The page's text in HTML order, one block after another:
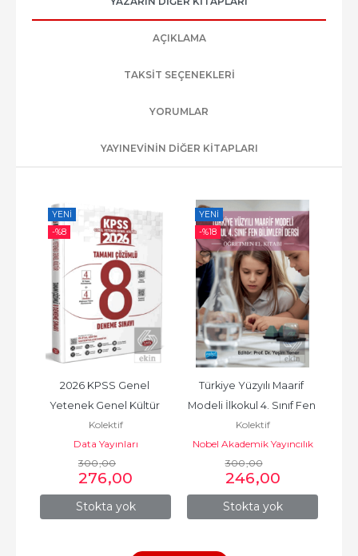
AÇIKLAMA
TAKSIT SEÇENEKLERI
YORUMLAR
YAYINEVININ DIĞER KITAPLARI
YENI
-%8
Stokta yok
2026 KPSS Genel
Yetenek Genel Kültür
Tamamı Çözümlü 8
Deneme Sınavı
Kolektif
Data Yayınları
300,00
276,00
YENI
-%18
Stokta yok
Türkiye Yüzyılı Maarif
Modeli İlkokul 4. Sınıf Fen
Bilimleri Dersi...
Kolektif
Nobel Akademik Yayıncılık
300,00
246,00